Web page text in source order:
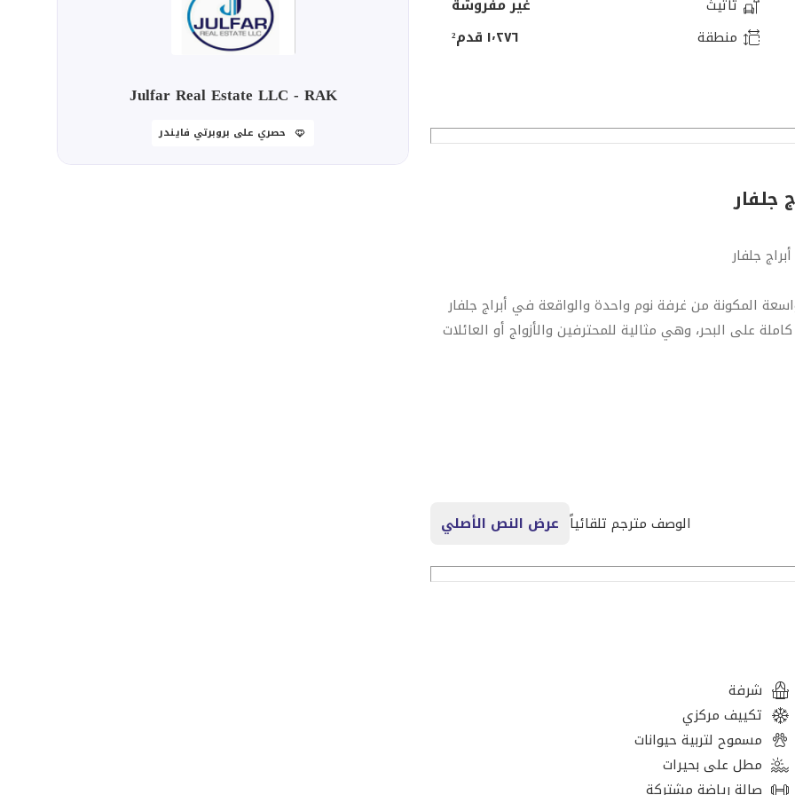
تأثيث
غير مفروشة
منطقة
١٬٢٧٦ قدم²
جلفار
المكونة من غرفة نوم واحدة والواقعة في أبراج جلفار
على البحر، وهي مثالية للمحترفين والأزواج أو العائلات
الوصف مترجم تلقائياً عرض النص الأصلي
شرفة
تكييف مركزي
مسموح لتربية حيوانات
مطل على بحيرات
صالة رياضة مشتركة
Julfar Real Estate LLC - RAK
حصري على بروبرتي فايندر